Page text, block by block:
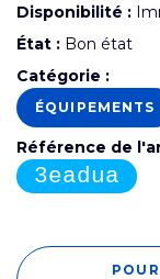
Disponibilité :
État : Bon état
Catégorie :
ÉQUIPEMENTS
Référence de
3eadua